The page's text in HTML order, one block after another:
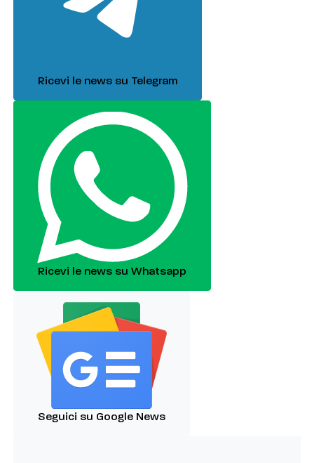
Ricevi le news su Telegram
Ricevi le news su Whatsapp
Seguici su Google News